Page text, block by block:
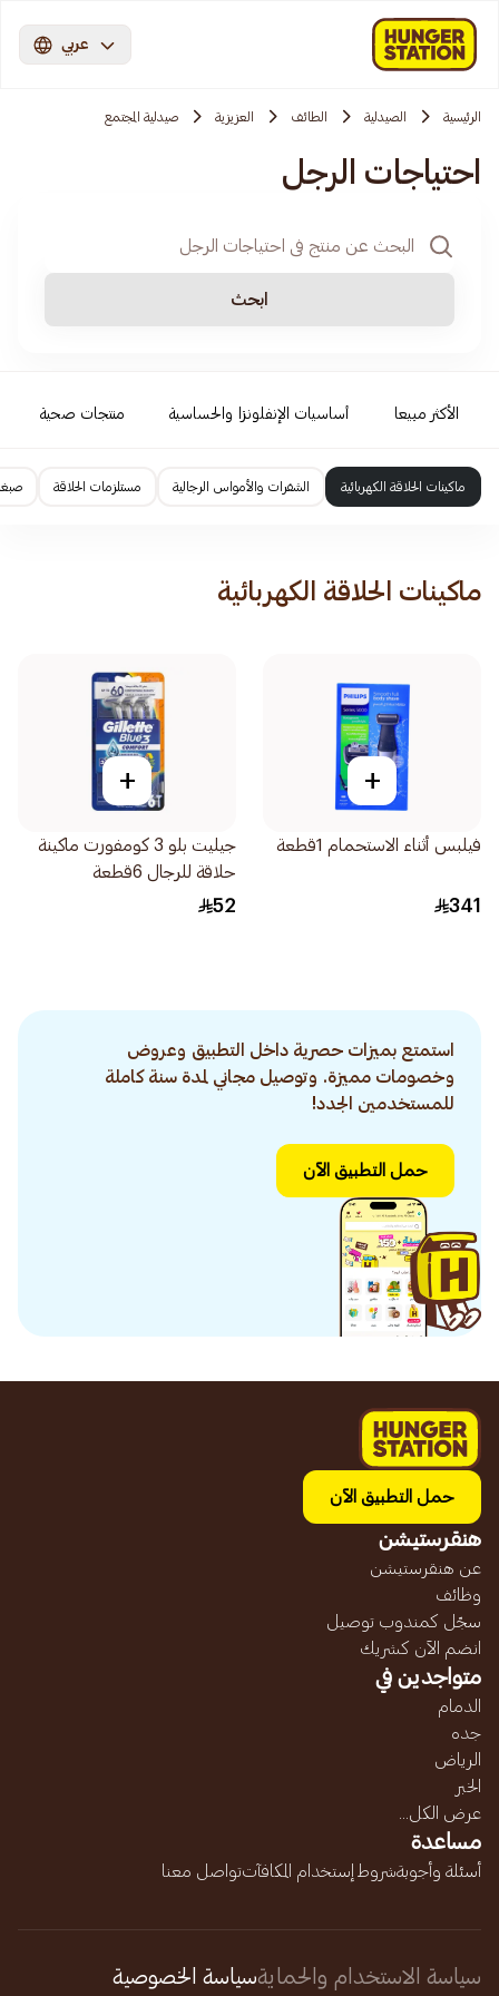
عربي
الرئيسية الصيدلية الطائف العزيزية صيدلية المجتمع
احتياجات الرجل
ابحث
الأكثر مبيعا أساسيات الإنفلونزا والحساسية منتجات صحية
ماكينات الحلاقة الكهربائية الشفرات والأمواس الرجالية مستلزمات الحلاقة
ماكينات الحلاقة الكهربائية
+
فيلبس أثناء الاستحمام 1قطعة
341
+
جيليت بلو 3 كومفورت ماكينة
حلاقة للرجال 6قطعة
52
استمتع بميزات حصرية داخل التطبيق وعروض
وخصومات مميزة. وتوصيل مجاني لمدة سنة كاملة
للمستخدمين الجدد!
حمل التطبيق الآن
حمل التطبيق الآن
هنقرستيشن
عن هنقرستيشن
وظائف
سجّل كمندوب توصيل
انضم الآن كشريك
متواجدين في
الدمام
جده
الرياض
الخبر
عرض الكل...
مساعدة
أسئلة وأجوبةشروط إستخدام المكافآتتواصل معنا
سياسة الاستخدام والحمايةسياسة الخصوصية